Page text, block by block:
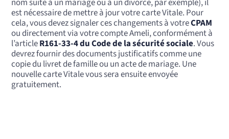
nom suite à un mariage ou à un divorce, par exemple), il
est nécessaire de mettre à jour votre carte Vitale. Pour
cela, vous devez signaler ces changements à votreCPAM
ou directement via votre compte Ameli, conformément à
l’articleR161-33-4 du Code de la sécurité sociale. Vous
devrez fournir des documents justificatifs comme une
copie du livret de famille ou un acte de mariage. Une
nouvelle carte Vitale vous sera ensuite envoyée
gratuitement.